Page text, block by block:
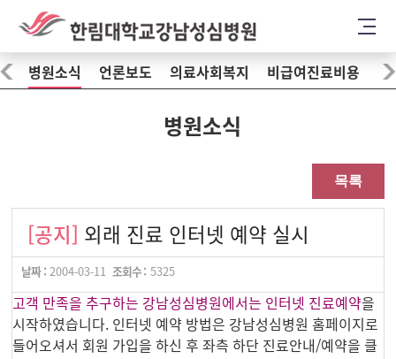
병원소식 언론보도 의료사회복지 비급여진료비용
병원소식
목록
[공지] 외래 진료 인터넷 예약 실시
날짜 : 2004-03-11 조회수 : 5325
고객 만족을 추구하는 강남성심병원에서는 인터넷 진료예약을
시작하였습니다. 인터넷 예약 방법은 강남성심병원 홈페이지로
들어오셔서 회원 가입을 하신 후 좌측 하단 진료안내/예약을 클